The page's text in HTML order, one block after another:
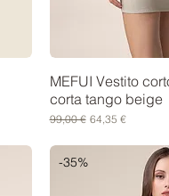
MEFUI Vestito
corta tango beige
Prezzo regolare
99,00 € Prezzo scontato
64,35 €
-35%